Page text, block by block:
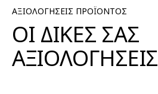
ΑΞΙΟΛΟΓΗΣΕΙΣ ΠΡΟΪΟΝΤΟΣ
ΟΙ ΔΙΚΕΣ ΣΑΣ
ΑΞΙΟΛΟΓΗΣΕΙΣ